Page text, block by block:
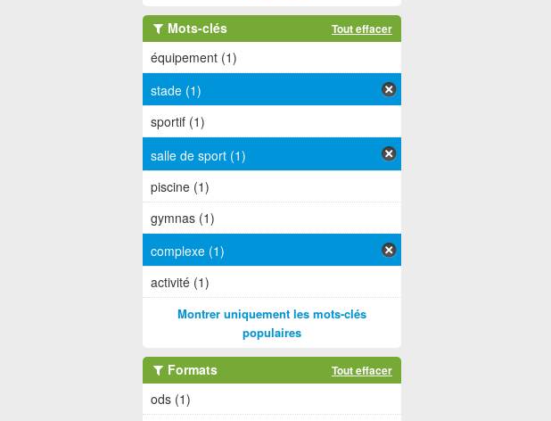
Mots-clés Tout effacer
équipement (1)
stade (1)
sportif (1)
salle de sport (1)
piscine (1)
gymnas (1)
complexe (1)
activité (1)
Montrer uniquement les mots-clés
populaires
Formats Tout effacer
ods (1)